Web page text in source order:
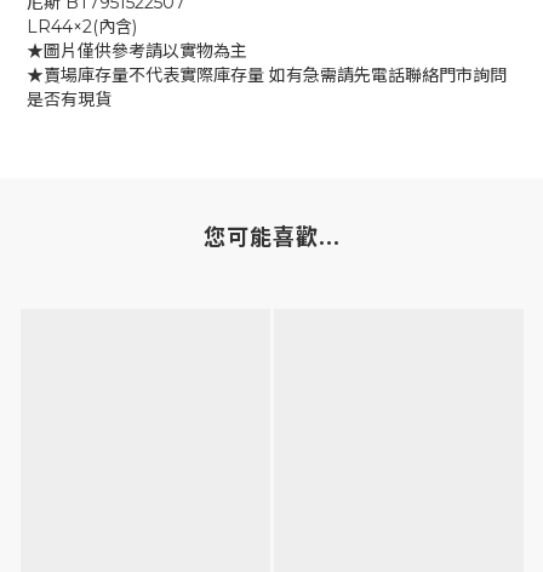
LR44×2(內含)
★圖片僅供參考請以實物為主
★賣場庫存量不代表實際庫存量 如有急需請先電話聯絡門市詢問
是否有現貨
您可能喜歡...